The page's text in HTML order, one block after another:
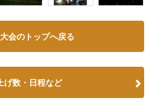
会のトップへ戻る
げ数・日程など